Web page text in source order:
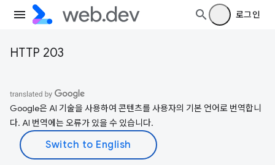
로그인
HTTP 203
Google은 AI 기술을 사용하여 콘텐츠를 사용자의 기본 언어로 번역합니
다. AI 번역에는 오류가 있을 수 있습니다.